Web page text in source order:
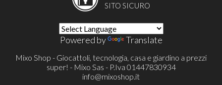
SITO SICURO
Powered by Translate
Mixo Shop - Giocattoli, tecnologia, casa e giardino a prezzi
super! - Mixo Sas - P.Iva 01447830934
info@mixoshop.it